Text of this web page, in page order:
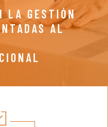
LA GESTIÓN
AL